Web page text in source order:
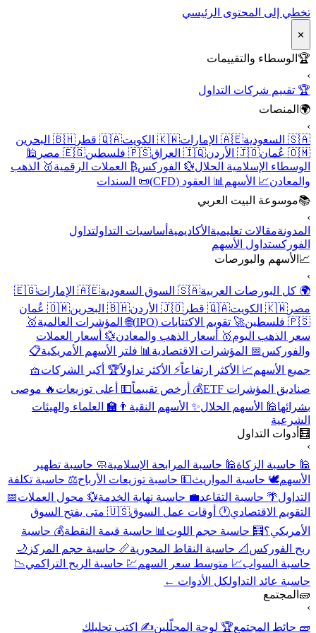
تخطي إلى المحتوى الرئيسي
✕
🏆 الوسطاء والتقييمات
›
🏆 تقييم شركات التداول
🌍 المنصات
›
🇸🇦 السعودية
🇦🇪 الإمارات 🇰🇼 الكويت 🇶🇦 قطر
🇧🇭 البحرين
🇴🇲 عُمان
🇯🇴 الأردن 🇮🇶 العراق 🇵🇸 فلسطين 🇪🇬 مصر
🕌
الوسطاء الإسلامية الحلال💱 الفوركس₿ العملات الرقمية🥇 الذهب
والمعادن📈 الأسهم 📊 العقود (CFD)
📜 السندات
📚موسوعة البيت العربي
›
المدونةمقالات تعليمية الأكاديمية أساسيات التداولتداول
الفوركستداول الأسهم
📈 الأسهم والبورصات
›
🌍 كل البورصات العربية🇸🇦 السوق السعودية 🇦🇪 الإمارات
🇪🇬
مصر 🇰🇼 الكويت 🇶🇦 قطر 🇯🇴 الأردن 🇧🇭 البحرين
🇴🇲 عُمان
🇵🇸 فلسطين
🚀 تقويم الاكتتابات (IPO) 🌐 المؤشرات العالمية🥇
سعر الذهب اليوم🥇 أسعار الذهب والمعادن💱 أسعار العملات
والفوركس📅 المؤشرات الاقتصادية 📊 فلتر الأسهم الأمريكية📋
جميع الأسهم📈 الأكثر ارتفاعاً⚡ الأكثر تداولاً🏆 أكبر الشركات🧺
صناديق المؤشرات ETF
💰 أرخص تقييماً💵 أعلى توزيعات 🔥 موصى
بشرائها🕌 الأسهم الحلال✨ الأسهم النقية 👨‍🏫 العلماء والهيئات
الشرعية
🧮 أدوات التداول
›
🕌 حاسبة الزكاة🕌 حاسبة المرابحة الإسلامية🧼 حاسبة تطهير
الأسهم🕊️ حاسبة المواريث💵 حاسبة توزيعات الأرباح⚖️ حاسبة تكلفة
التداول🌴 حاسبة التقاعد💼 حاسبة نهاية الخدمة💱 محول العملات📅
التقويم الاقتصادي🕐 أوقات عمل السوق
🇺🇸 متى يفتح السوق
الأمريكي؟🧮 حاسبة حجم اللوت 📊 حاسبة قيمة النقطة💰 حاسبة
ربح الفوركس 📐 حاسبة النقاط المحورية📏 حاسبة حجم المركز 🌙
حاسبة السواب📈 متوسط سعر السهم💹 حاسبة الربح التراكمي📉
حاسبة عائد التداولكل الأدوات ←
🧱 المجتمع
›
🧱 حائط المجتمع🏆 لوحة المحلّلين✍️ اكتب تحليلك